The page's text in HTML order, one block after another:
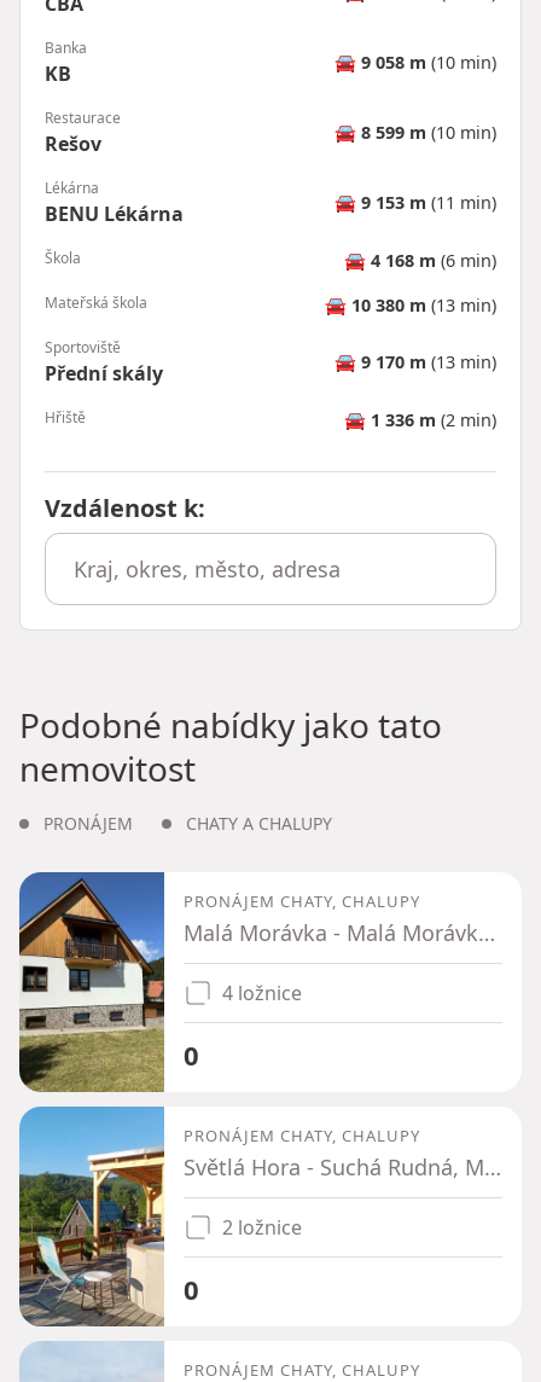
Banka
KB 🚘 9 058 m (10 min)
Restaurace
Rešov 🚘 8 599 m (10 min)
Lékárna
BENU Lékárna 🚘 9 153 m (11 min)
Škola 🚘 4 168 m (6 min)
Mateřská škola 🚘 10 380 m (13 min)
Sportoviště
Přední skály 🚘 9 170 m (13 min)
Hřiště 🚘 1 336 m (2 min)
Vzdálenost k:
Podobné nabídky jako tato
nemovitost
PRONÁJEM CHATY A CHALUPY
PRONÁJEM CHATY, CHALUPY
Malá Morávka - Malá Morávka, Moravskoslezský kraj
4 ložnice
0
PRONÁJEM CHATY, CHALUPY
Světlá Hora - Suchá Rudná, Moravskoslezský kraj
2 ložnice
0
PRONÁJEM CHATY, CHALUPY